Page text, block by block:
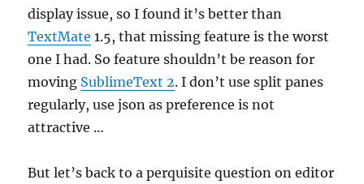
display issue, so I found it’s better than
TextMate 1.5, that missing feature is the worst
one I had. So feature shouldn’t be reason for
moving SublimeText 2. I don’t use split panes
regularly, use json as preference is not
attractive …
But let’s back to a perquisite question on editor